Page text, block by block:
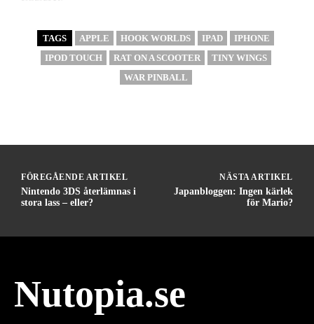
TAGS APPLE HOOK WORLDS IPAD
IPHONE
IPOD TOUCH
RAT ON A SCOOTER
TINY WINGS
WAR PINBALL
FÖREGÅENDE ARTIKEL
Nintendo 3DS återlämnas i
stora lass – eller?
NÄSTA ARTIKEL
Japanbloggen: Ingen kärlek
för Mario?
Nutopia.se